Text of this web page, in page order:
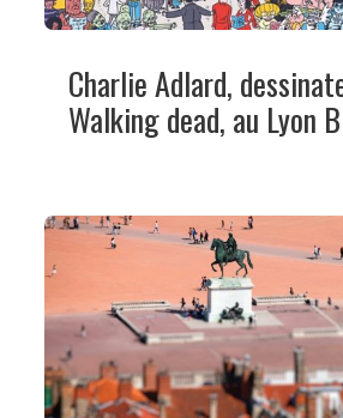
Charlie Adlard,
Walking dead, au Lyon